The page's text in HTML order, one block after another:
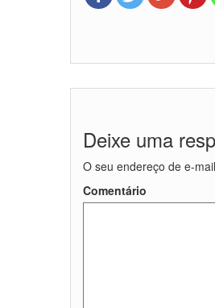
Deixe uma
O seu endereço de e-
Comentário